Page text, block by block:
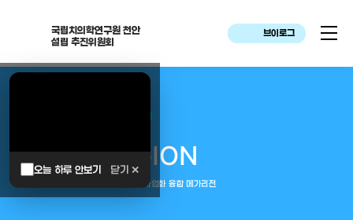
국립치의학연구원 천안
설립 추진위원회
브이로그
오늘 하루 안보기 닫기 ✕
대한민국은 두번이나 약속하였습니다.
MEGAREGION
중부권 전체를 잇는 연구–임상–평가–사업화 융합 메가리전